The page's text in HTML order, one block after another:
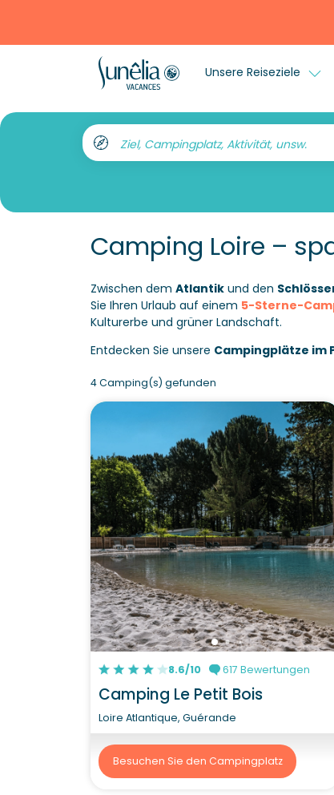
Unsere Reiseziele
Ziel, Campingplatz, Aktivität, unsw.
Camping Loire –
Zwischen dem Atlantikund den
Sie Ihren Urlaub auf einem 5-Sterne-
Kulturerbe und grüner Landschaft.
Entdecken Sie unsere Campingplätze im
4 Camping(s) gefunden
8.6/10 617 Bewertungen
Camping Le Petit Bois
Loire Atlantique, Guérande
Besuchen Sie den Campingplatz